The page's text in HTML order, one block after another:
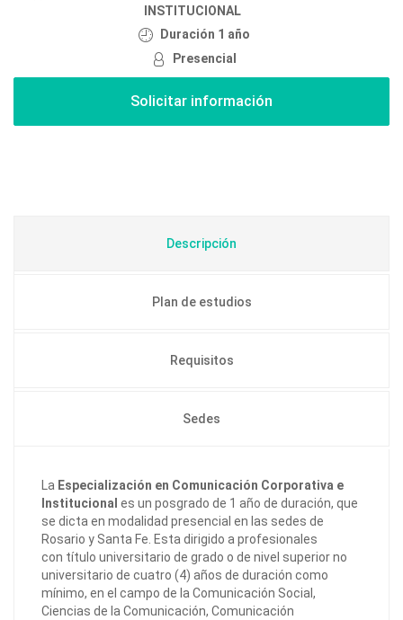
INSTITUCIONAL
Duración 1 año
Presencial
Descripción
Plan de estudios
Requisitos
Sedes
La Especialización en Comunicación Corporativa e
Institucional es un posgrado de 1 año de duración, que
se dicta en modalidad presencial en las sedes de
Rosario y Santa Fe. Esta dirigido a profesionales
con título universitario de grado o de nivel superior no
universitario de cuatro (4) años de duración como
mínimo, en el campo de la Comunicación Social,
Ciencias de la Comunicación, Comunicación